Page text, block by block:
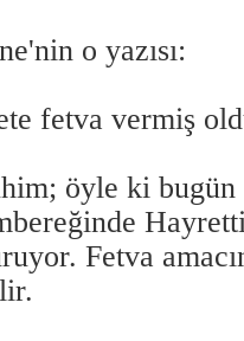
o yazısı:
fetva vermiş
öyle ki
Fetva